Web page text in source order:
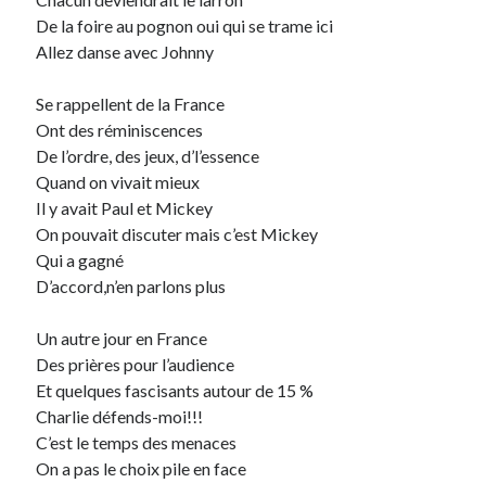
Derniers Commentaires
littlecelt
Comment j’ai opéré ma vélorution toute personnelle
personnelle
Commentaires récents
Entretien ménagerdansT’as vu quoi ? #52
JFdansC’était pas mieux avant… à Lyon
littleceltdansComment j’ai opéré ma vélorution toute personnelle
AnthonydansComment j’ai opéré ma vélorution toute personnelle
Renaud DucherdansComment j’ai opéré ma vélorution toute
personnelle
De la foire au pognon oui qui se trame ici
Allez danse avec Johnny
Se rappellent de la France
Ont des réminiscences
De l’ordre, des jeux, d’l’essence
Quand on vivait mieux
Il y avait Paul et Mickey
On pouvait discuter mais c’est Mickey
Qui a gagné
D’accord,n’en parlons plus
Un autre jour en France
Des prières pour l’audience
Et quelques fascisants autour de 15 %
Charlie défends-moi!!!
C’est le temps des menaces
On a pas le choix pile en face